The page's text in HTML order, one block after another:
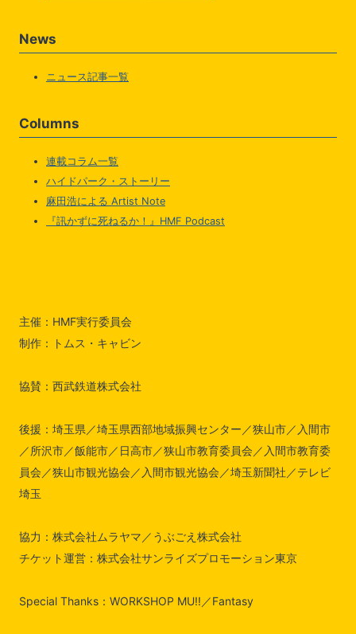
News
ニュース記事一覧
Columns
連載コラム一覧
ハイドパーク・ストーリー
麻田浩による Artist Note
『訊かずに死ねるか！』HMF Podcast
主催：HMF実行委員会
制作：トムス・キャビン
協賛：西武鉄道株式会社
後援：埼玉県／埼玉県西部地域振興センター／狭山市／入間市
／所沢市／飯能市／日高市／狭山市教育委員会／入間市教育委
員会／狭山市観光協会／入間市観光協会／埼玉新聞社／テレビ
埼玉
協力：株式会社ムラヤマ／うぶごえ株式会社
チケット運営：株式会社サンライズプロモーション東京
Special Thanks：WORKSHOP MU!!／Fantasy